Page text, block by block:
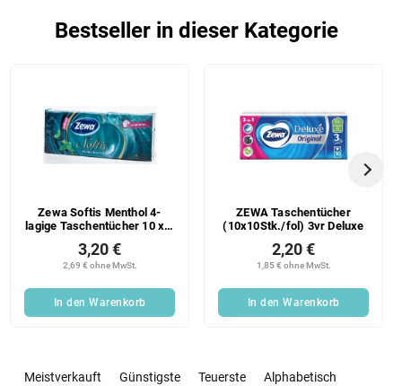
Bestseller in dieser Kategorie
Zewa Softis Menthol 4-
lagige Taschentücher 10 x 9
3,20 €
2,69 € ohne MwSt.
In den Warenkorb
ZEWA Taschentücher
(10x10Stk./fol) 3vr Deluxe
2,20 €
1,85 € ohne MwSt.
In den Warenkorb
Meistverkauft Günstigste Teuerste Alphabetisch